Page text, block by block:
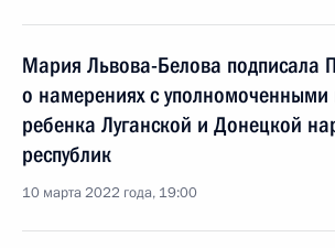
Мария Львова-Белова подписала
о намерениях с
ребенка Луганской и Донецкой
республик
10 марта 2022 года, 19:00